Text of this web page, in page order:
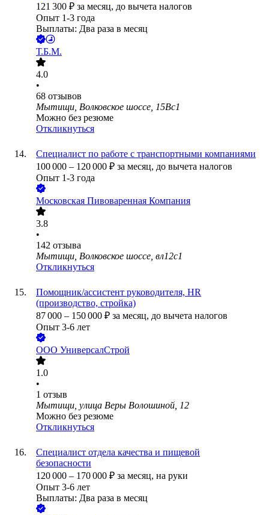
121 300 ₽ за месяц, до вычета налогов
Опыт 1-3 года
Выплаты: Два раза в месяц
Т.Б.М.
4.0
•
68 отзывов
Мытищи, Волковское шоссе, 15Вс1
Можно без резюме
Откликнуться
Специалист по работе с транспортными компаниями
100 000 – 120 000 ₽ за месяц, до вычета налогов
Опыт 1-3 года
Московская Пивоваренная Компания
3.8
•
142 отзыва
Мытищи, Волковское шоссе, вл12с1
Откликнуться
Помощник/ассистент руководителя, HR
(производство, стройка)
87 000 – 150 000 ₽ за месяц, до вычета налогов
Опыт 3-6 лет
ООО УниверсалСтрой
1.0
•
1 отзыв
Мытищи, улица Веры Волошиной, 12
Можно без резюме
Откликнуться
Специалист отдела качества и пищевой
безопасности
120 000 – 170 000 ₽ за месяц, на руки
Опыт 3-6 лет
Выплаты: Два раза в месяц